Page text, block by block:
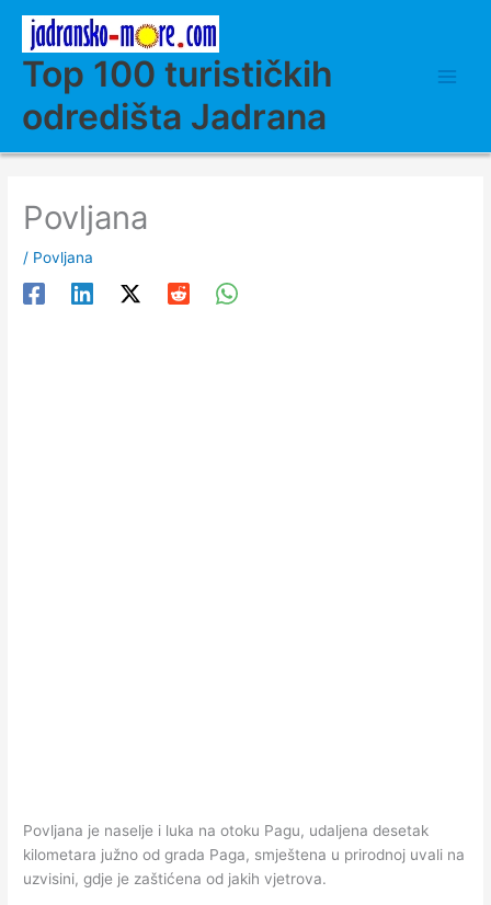
contentTop 100 turističkih
odredišta Jadrana
Povljana
/ Povljana
Povljana je naselje i luka na otoku Pagu, udaljena desetak
kilometara južno od grada Paga, smještena u prirodnoj uvali na
uzvisini, gdje je zaštićena od jakih vjetrova.